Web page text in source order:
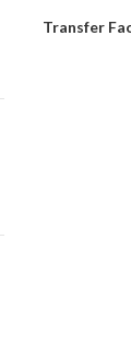
Transfer